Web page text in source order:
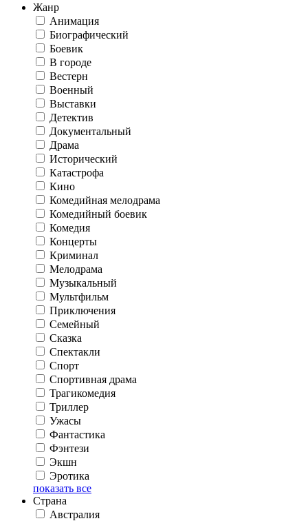
Жанр
Анимация
Биографический
Боевик
В городе
Вестерн
Военный
Выставки
Детектив
Документальный
Драма
Исторический
Катастрофа
Кино
Комедийная мелодрама
Комедийный боевик
Комедия
Концерты
Криминал
Мелодрама
Музыкальный
Мультфильм
Приключения
Семейный
Сказка
Спектакли
Спорт
Спортивная драма
Трагикомедия
Триллер
Ужасы
Фантастика
Фэнтези
Экшн
Эротика
показать все
Страна
Австралия